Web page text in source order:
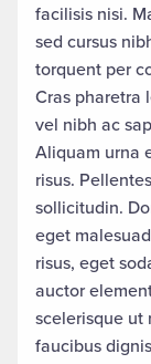
facilisis nisi.
sed cursus
torquent per
Cras pharetra
vel nibh ac
Aliquam urna
risus.
sollicitudin.
eget
risus, eget
auctor
scelerisque ut
faucibus